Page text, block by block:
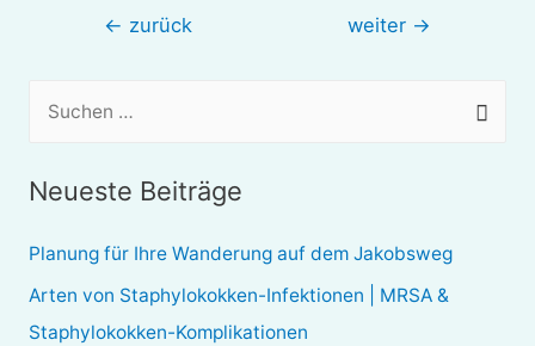
Beitragsnavigation
← zurück weiter →
e
n
n
Neueste Beiträge
Planung für Ihre Wanderung auf dem Jakobsweg
Arten von Staphylokokken-Infektionen | MRSA &
Staphylokokken-Komplikationen